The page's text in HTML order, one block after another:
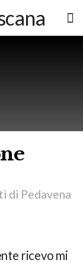
di Pedavena
ricevo mi